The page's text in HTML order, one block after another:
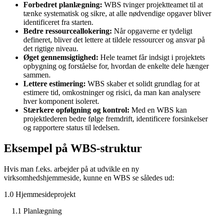
Forbedret planlægning: WBS tvinger projektteamet til at
tænke systematisk og sikre, at alle nødvendige opgaver bliver
identificeret fra starten.
Bedre ressourceallokering: Når opgaverne er tydeligt
defineret, bliver det lettere at tildele ressourcer og ansvar på
det rigtige niveau.
Øget gennemsigtighed: Hele teamet får indsigt i projektets
opbygning og forståelse for, hvordan de enkelte dele hænger
sammen.
Lettere estimering: WBS skaber et solidt grundlag for at
estimere tid, omkostninger og risici, da man kan analysere
hver komponent isoleret.
Stærkere opfølgning og kontrol: Med en WBS kan
projektlederen bedre følge fremdrift, identificere forsinkelser
og rapportere status til ledelsen.
Eksempel på WBS-struktur
Hvis man f.eks. arbejder på at udvikle en ny
virksomhedshjemmeside, kunne en WBS se således ud:
1.0 Hjemmesideprojekt
1.1 Planlægning